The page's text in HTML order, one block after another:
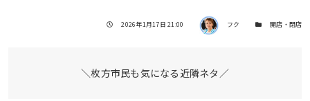
投稿日
2026年1月17日 21:00 著者 フク カテゴリー開店・閉店
＼枚方市民も気になる近隣ネタ／